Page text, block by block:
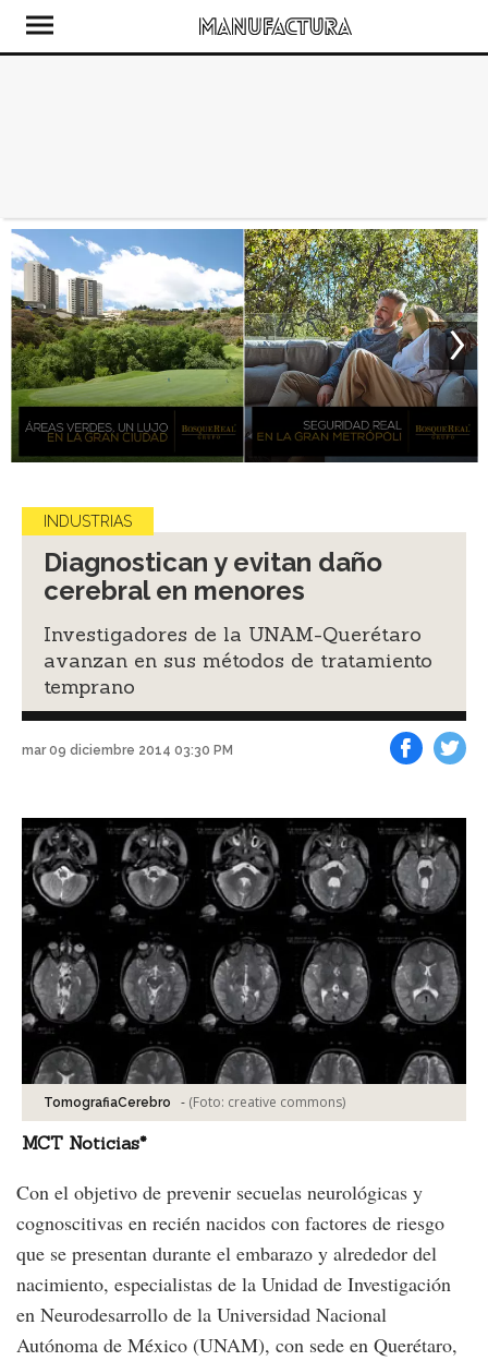
INDUSTRIAS
Diagnostican y evitan daño
cerebral en menores
Investigadores de la UNAM-Querétaro
avanzan en sus métodos de tratamiento
temprano
mar 09 diciembre 2014 03:30 PM
TomografiaCerebro - (Foto: creative commons)
MCT Noticias*
Con el objetivo de prevenir secuelas neurológicas y
cognoscitivas en recién nacidos con factores de riesgo
que se presentan durante el embarazo y alrededor del
nacimiento, especialistas de la Unidad de Investigación
en Neurodesarrollo de la Universidad Nacional
Autónoma de México (UNAM), con sede en Querétaro,